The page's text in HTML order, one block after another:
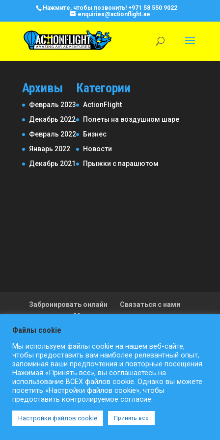
Нажмите, чтобы позвонить! +971 58 550 9022
enquiries@actionflight.ae
Архивы
Февраль 2023
Декабрь 2022
Февраль 2022
Январь 2022
Декабрь 2021
Категории
ActionFlight
Полеты на воздушном шаре
Бизнес
Новости
Прыжки с парашютом
Забронировать онлайн
Связаться с нами
Местоположение
Политика конфиденциальности
Карта сайта
Авторское право © ActionFlight 2022
Файлы cookie
Мы используем файлы cookie на нашем веб-сайте,
чтобы предоставить вам наиболее релевантный опыт,
запоминая ваши предпочтения и повторные посещения.
Нажимая «Принять все», вы соглашаетесь на
использование ВСЕХ файлов cookie. Однако вы можете
посетить «Настройки файлов cookie», чтобы
предоставить контролируемое согласие.
Настройки файлов cookie Принять все